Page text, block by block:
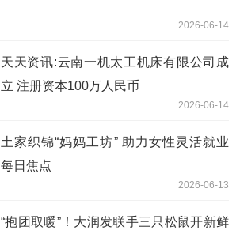
2026-06-14
天天资讯:云南一机太工机床有限公司成
立 注册资本100万人民币
2026-06-14
土家织锦“妈妈工坊” 助力女性灵活就业
每日焦点
2026-06-13
“抱团取暖”！大润发联手三只松鼠开新鲜